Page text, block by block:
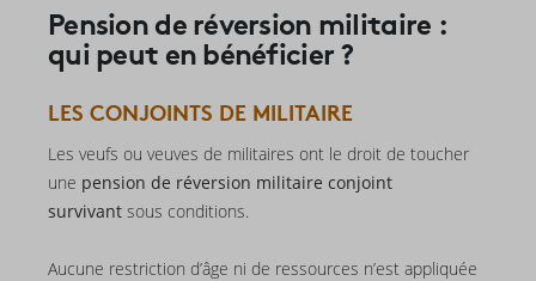
Pension de réversion militaire :
qui peut en bénéficier ?
LES CONJOINTS DE MILITAIRE
Les veufs ou veuves de militaires ont le droit de toucher
une pension de réversion militaire conjoint
survivant sous conditions.
Aucune restriction d’âge ni de ressources n’est appliquée